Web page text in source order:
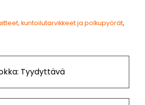
kuntoilutarvikkeet ja polkupyörät,
Tyydyttävä